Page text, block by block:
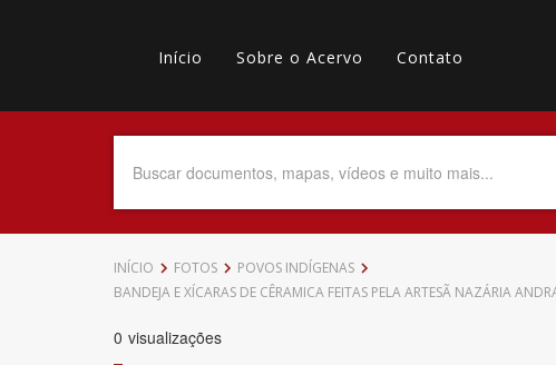
Main
navigation
Início Sobre o Acervo Contato
secundário
Data do Documento
INÍCIO FOTOS
POVOS INDÍGENAS
BANDEJA E XÍCARAS DE CÊRAMICA FEITAS PELA ARTESÃ NAZÁRIA
0 visualizações